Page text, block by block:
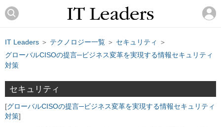
IT Leaders ＞ テクノロジー一覧 ＞ セキュリティ
＞
グローバルCISOの提言─ビジネス変革を実現する情報セキュリティ
対策
セキュリティ
グローバルCISOの提言─ビジネス変革を実現する情報セキュリティ
対策